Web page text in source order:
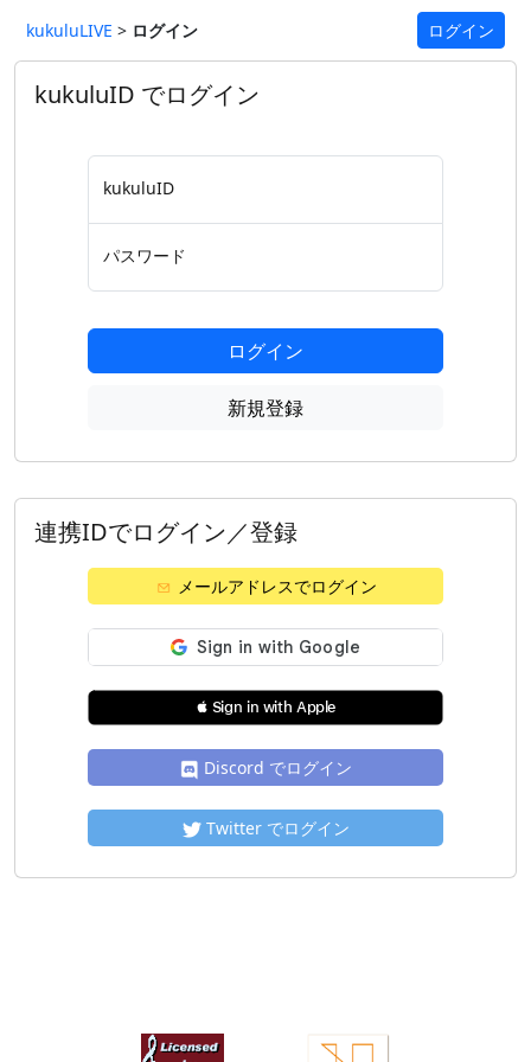
kukuluLIVE > ログイン ログイン
kukuluID でログイン
kukuluID
パスワード
ログイン
新規登録
連携IDでログイン／登録
メールアドレスでログイン
 Sign in with Apple
Discord でログイン
Twitter でログイン